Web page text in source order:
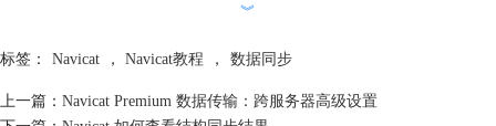
插入、更新到 9i 服务器，原始主键不能与数据库链接同步插入、更新、
删除到任何服务器，不会出现错误。
3. Navicat Premium 和 Navicat for MySQL 支持 MySQL 与 MariaDB 之间
︾
标签： Navicat ， Navicat教程 ， 数据同步
上一篇： Navicat Premium 数据传输：跨服务器高级设置